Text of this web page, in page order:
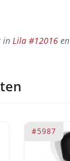
in Lila #12016 en
#5987